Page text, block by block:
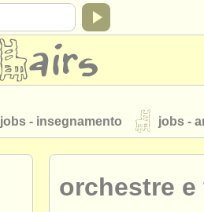
jobs - insegnamento jobs -
strumenti rubati
orchestre